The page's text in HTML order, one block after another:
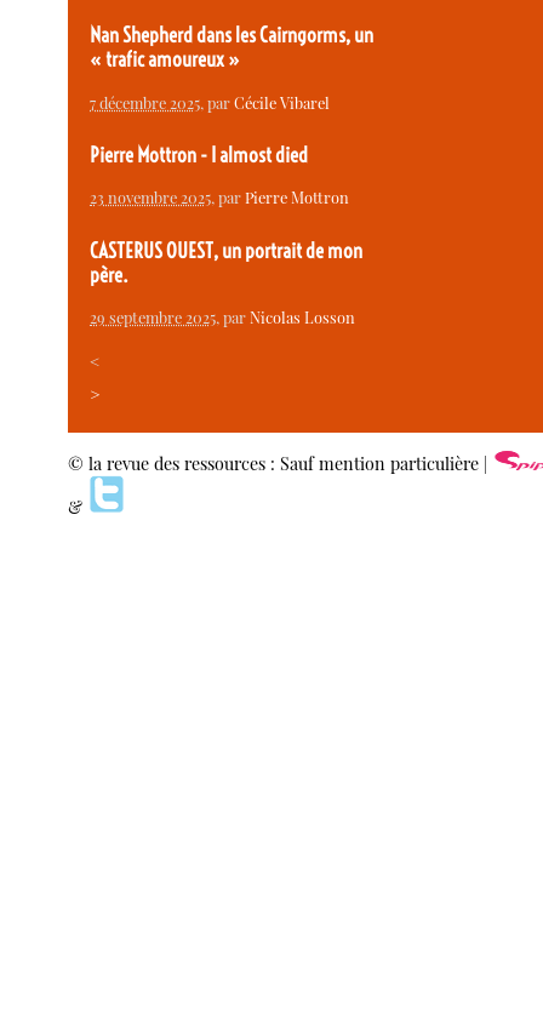
Nan Shepherd dans les Cairngorms, un
« trafic amoureux »
7 décembre 2025, parCécile Vibarel
Pierre Mottron - I almost died
23 novembre 2025, parPierre Mottron
CASTERUS OUEST, un portrait de mon
père.
29 septembre 2025, parNicolas Losson
<
>
© la revue des ressources : Sauf mention particulière |
&